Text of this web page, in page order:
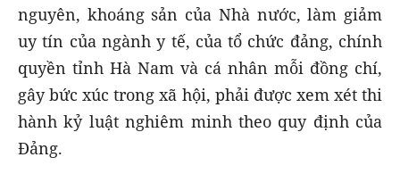
nguyên, khoáng sản của Nhà nước, làm giảm
uy tín của ngành y tế, của tổ chức đảng, chính
quyền tỉnh Hà Nam và cá nhân mỗi đồng chí,
gây bức xúc trong xã hội, phải được xem xét thi
hành kỷ luật nghiêm minh theo quy định của
Đảng.